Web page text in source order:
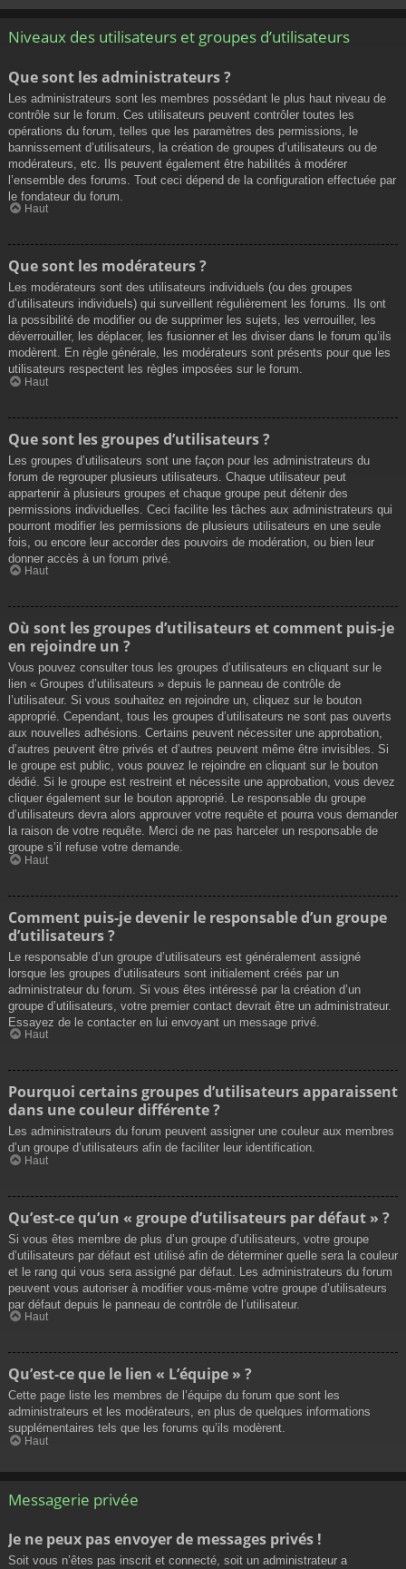
Niveaux des utilisateurs et groupes d’utilisateurs
Que sont les administrateurs ?
Les administrateurs sont les membres possédant le plus haut niveau de
contrôle sur le forum. Ces utilisateurs peuvent contrôler toutes les
opérations du forum, telles que les paramètres des permissions, le
bannissement d’utilisateurs, la création de groupes d’utilisateurs ou de
modérateurs, etc. Ils peuvent également être habilités à modérer
l’ensemble des forums. Tout ceci dépend de la configuration effectuée par
le fondateur du forum.
Haut
Que sont les modérateurs ?
Les modérateurs sont des utilisateurs individuels (ou des groupes
d’utilisateurs individuels) qui surveillent régulièrement les forums. Ils ont
la possibilité de modifier ou de supprimer les sujets, les verrouiller, les
déverrouiller, les déplacer, les fusionner et les diviser dans le forum qu’ils
modèrent. En règle générale, les modérateurs sont présents pour que les
utilisateurs respectent les règles imposées sur le forum.
Haut
Que sont les groupes d’utilisateurs ?
Les groupes d’utilisateurs sont une façon pour les administrateurs du
forum de regrouper plusieurs utilisateurs. Chaque utilisateur peut
appartenir à plusieurs groupes et chaque groupe peut détenir des
permissions individuelles. Ceci facilite les tâches aux administrateurs qui
pourront modifier les permissions de plusieurs utilisateurs en une seule
fois, ou encore leur accorder des pouvoirs de modération, ou bien leur
donner accès à un forum privé.
Haut
Où sont les groupes d’utilisateurs et comment puis-je
en rejoindre un ?
Vous pouvez consulter tous les groupes d’utilisateurs en cliquant sur le
lien « Groupes d’utilisateurs » depuis le panneau de contrôle de
l’utilisateur. Si vous souhaitez en rejoindre un, cliquez sur le bouton
approprié. Cependant, tous les groupes d’utilisateurs ne sont pas ouverts
aux nouvelles adhésions. Certains peuvent nécessiter une approbation,
d’autres peuvent être privés et d’autres peuvent même être invisibles. Si
le groupe est public, vous pouvez le rejoindre en cliquant sur le bouton
dédié. Si le groupe est restreint et nécessite une approbation, vous devez
cliquer également sur le bouton approprié. Le responsable du groupe
d’utilisateurs devra alors approuver votre requête et pourra vous demander
la raison de votre requête. Merci de ne pas harceler un responsable de
groupe s’il refuse votre demande.
Haut
Comment puis-je devenir le responsable d’un groupe
d’utilisateurs ?
Le responsable d’un groupe d’utilisateurs est généralement assigné
lorsque les groupes d’utilisateurs sont initialement créés par un
administrateur du forum. Si vous êtes intéressé par la création d’un
groupe d’utilisateurs, votre premier contact devrait être un administrateur.
Essayez de le contacter en lui envoyant un message privé.
Haut
Pourquoi certains groupes d’utilisateurs apparaissent
dans une couleur différente ?
Les administrateurs du forum peuvent assigner une couleur aux membres
d’un groupe d’utilisateurs afin de faciliter leur identification.
Haut
Qu’est-ce qu’un « groupe d’utilisateurs par défaut » ?
Si vous êtes membre de plus d’un groupe d’utilisateurs, votre groupe
d’utilisateurs par défaut est utilisé afin de déterminer quelle sera la couleur
et le rang qui vous sera assigné par défaut. Les administrateurs du forum
peuvent vous autoriser à modifier vous-même votre groupe d’utilisateurs
par défaut depuis le panneau de contrôle de l’utilisateur.
Haut
Qu’est-ce que le lien « L’équipe » ?
Cette page liste les membres de l’équipe du forum que sont les
administrateurs et les modérateurs, en plus de quelques informations
supplémentaires tels que les forums qu’ils modèrent.
Haut
Messagerie privée
Je ne peux pas envoyer de messages privés !
Soit vous n’êtes pas inscrit et connecté, soit un administrateur a